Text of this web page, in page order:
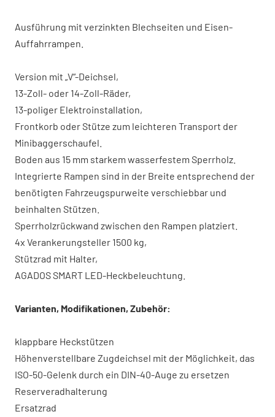
Ausführung mit verzinkten Blechseiten und Eisen-
Auffahrrampen.
Version mit „V“-Deichsel,
13-Zoll- oder 14-Zoll-Räder,
13-poliger Elektroinstallation,
Frontkorb oder Stütze zum leichteren Transport der
Minibaggerschaufel.
Boden aus 15 mm starkem wasserfestem Sperrholz.
Integrierte Rampen sind in der Breite entsprechend der
benötigten Fahrzeugspurweite verschiebbar und
beinhalten Stützen.
Sperrholzrückwand zwischen den Rampen platziert.
4x Verankerungsteller 1500 kg,
Stützrad mit Halter,
AGADOS SMART LED-Heckbeleuchtung.
Varianten, Modifikationen, Zubehör:
klappbare Heckstützen
Höhenverstellbare Zugdeichsel mit der Möglichkeit, das
ISO-50-Gelenk durch ein DIN-40-Auge zu ersetzen
Reserveradhalterung
Ersatzrad